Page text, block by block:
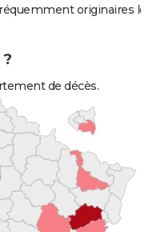
originaires
de décès.